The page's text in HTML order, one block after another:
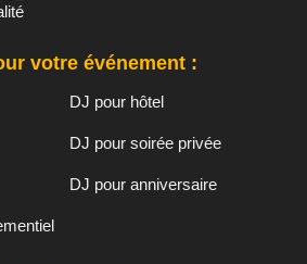
votre événement :
DJ pour hôtel
DJ pour soirée privée
DJ pour anniversaire